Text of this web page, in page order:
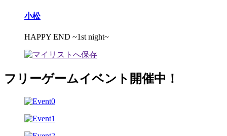
小松
HAPPY END ~1st night~
フリーゲームイベント開催中！